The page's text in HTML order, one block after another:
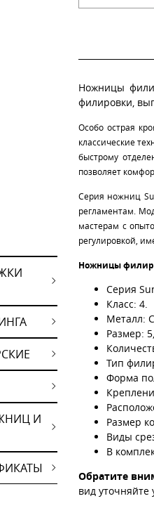
И
Ножницы
филировки,
Особо острая
классические
быстрому
позволяет
Серия ножниц
регламентам.
мастерам с
регулировкой,
Ножницы
Серия
Класс: 4.
Металл:
Размер:
Тип
Форма
Размер
Виды
В
Обратите
вид